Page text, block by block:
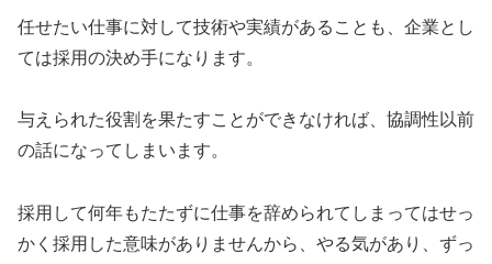
任せたい仕事に対して技術や実績があることも、企業とし
ては採用の決め手になります。
与えられた役割を果たすことができなければ、協調性以前
の話になってしまいます。
採用して何年もたたずに仕事を辞められてしまってはせっ
かく採用した意味がありませんから、やる気があり、ずっ